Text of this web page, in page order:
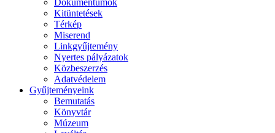
Dokumentumok
Kitüntetések
Térkép
Miserend
Linkgyűjtemény
Nyertes pályázatok
Közbeszerzés
Adatvédelem
Gyűjteményeink
Bemutatás
Könyvtár
Múzeum